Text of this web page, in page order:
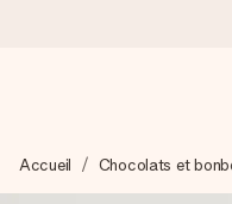
Nous préparons votre
Accueil Chocolats et